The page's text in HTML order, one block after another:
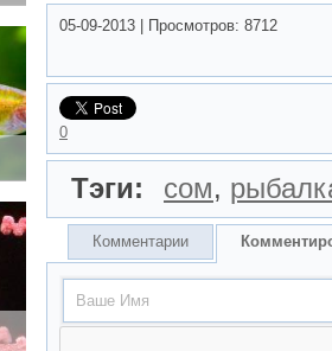
05-09-2013 Просмотров: 8712
0
Тэги: сом,
Комментарии